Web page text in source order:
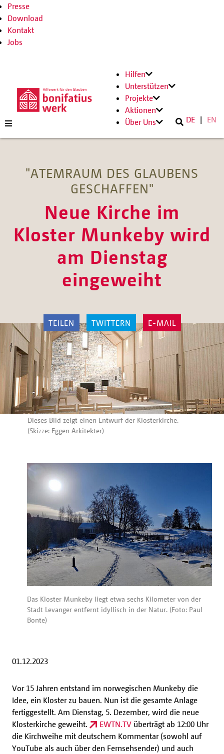
Presse
Download
Kontakt
Jobs
Hilfen
Unterstützen
Projekte
Aktionen
Über Uns
DE EN
"ATEMRAUM DES GLAUBENS
GESCHAFFEN"
Neue Kirche im
Kloster Munkeby wird
am Dienstag
eingeweiht
TEILEN TWITTERN E-MAIL
Dieses Bild zeigt einen Entwurf der Klosterkirche.
(Skizze: Eggen Arkitekter)
Das Kloster Munkeby liegt etwa sechs Kilometer von der
Stadt Levanger entfernt idyllisch in der Natur. (Foto: Paul
Bonte)
01.12.2023
Vor 15 Jahren entstand im norwegischen Munkeby die
Idee, ein Kloster zu bauen. Nun ist die gesamte Anlage
fertiggestellt. Am Dienstag, 5. Dezember, wird die neue
Klosterkirche geweiht.
EWTN.TV überträgt ab 12:00 Uhr
die Kirchweihe mit deutschem Kommentar (sowohl auf
YouTube als auch über den Fernsehsender) und auch